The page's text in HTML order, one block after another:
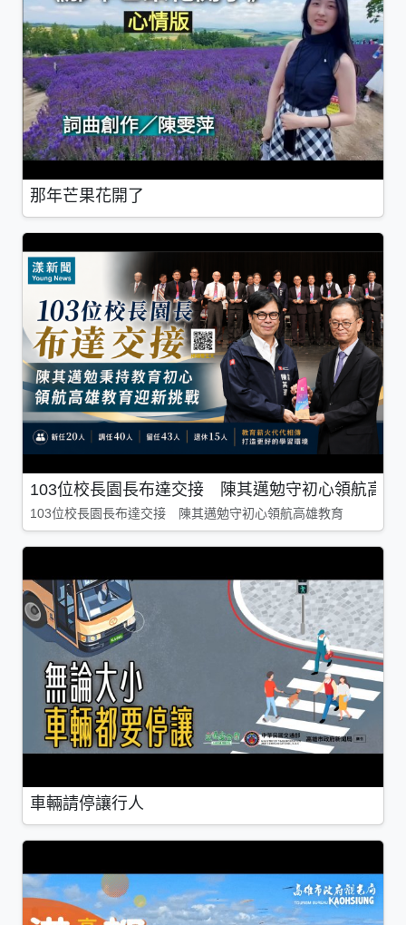
那年芒果花開了
103位校長園長布達交接 陳其邁勉守初心領航高雄
103位校長園長布達交接 陳其邁勉守初心領航高雄教育
車輛請停讓行人